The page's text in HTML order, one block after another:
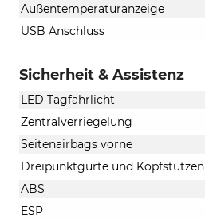
Außentemperaturanzeige
USB Anschluss
Sicherheit & Assistenz
LED Tagfahrlicht
Zentralverriegelung
Seitenairbags vorne
Dreipunktgurte und Kopfstützen
ABS
ESP